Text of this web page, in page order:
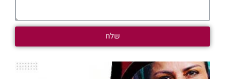
שלח